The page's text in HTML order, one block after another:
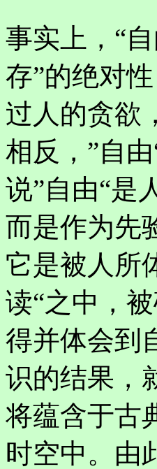
事实上，“
存”的绝对
过人的贪欲
相反，”自
说”自由“是
而是作为先
它是被人所
读“之中，
得并体会到
识的结果，
将蕴含于古
时空中。由